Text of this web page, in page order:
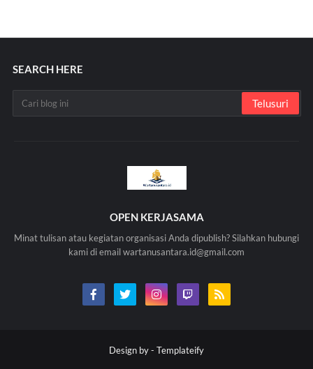
SEARCH HERE
OPEN KERJASAMA
Minat tulisan atau kegiatan organisasi Anda dipublish? Silahkan hubungi
kami di email wartanusantara.id@gmail.com
Design by - Templateify